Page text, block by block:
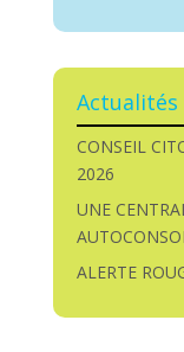
Actualités
CONSEIL
2026
UNE
ALERTE